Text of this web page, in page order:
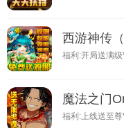
西游神传
魔法之门